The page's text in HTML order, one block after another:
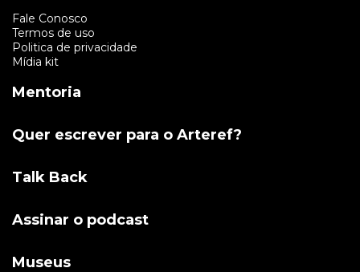
Fale Conosco
Termos de uso
Politica de privacidade
Mídia kit
Mentoria
Quer escrever para o Arteref?
Talk Back
Assinar o podcast
Museus